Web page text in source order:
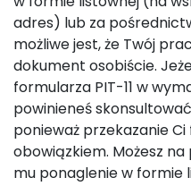
adres) lub za
możliwe jest, że Twój
dokument osobiście.
formularza PIT-11 w
powinieneś
ponieważ przekazanie Ci
obowiązkiem. Możesz na
mu ponaglenie w formie